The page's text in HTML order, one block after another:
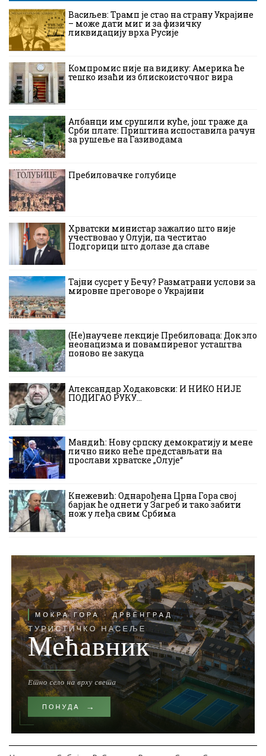
Васиљев: Трамп је стао на страну Украјине
– може дати миг и за физичку
ликвидацију врха Русије
Компромис није на видику: Америка ће
тешко изаћи из блискоисточног вира
Албанци им срушили куће, још траже да
Срби плате: Приштина испоставила рачун
за рушење на Газиводама
Пребиловачке голубице
Хрватски министар зажалио што није
учествовао у Олуји, па честитао
Подгорици што долазе да славе
Тајни сусрет у Бечу? Разматрани услови за
мировне преговоре о Украјини
(Не)научене лекције Пребиловаца: Док зло
неонацизма и повампиреног усташтва
поново не закуца
Александар Ходаковски: И НИКО НИЈЕ
ПОДИГАО РУКУ…
Мандић: Нову српску демократију и мене
лично нико неће представљати на
прослави хрватске „Олује“
Кнежевић: Однарођена Црна Гора свој
барјак ће однети у Загреб и тако забити
нож у леђа свим Србима